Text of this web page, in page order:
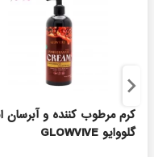
کرم مرطوب کننده و آبرسان
گلووایو GLOWVIVE